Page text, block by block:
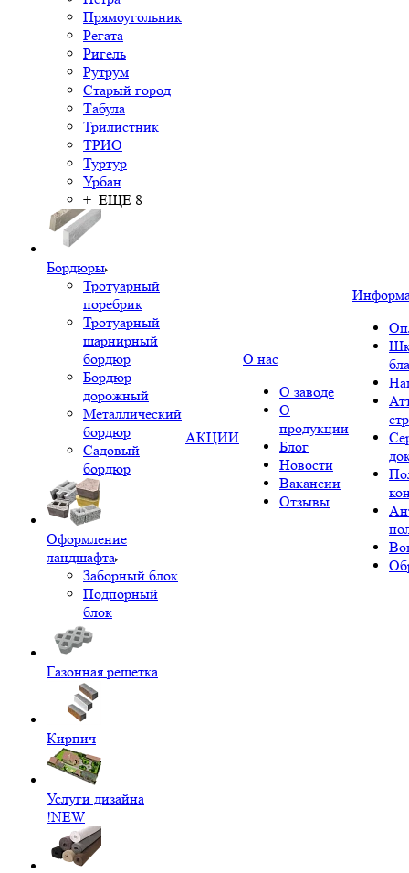
Прямоугольник
Регата
Ригель
Рутрум
Старый город
Табула
Трилистник
ТРИО
Туртур
Урбан
+ ЕЩЕ 8
Бордюры
Тротуарный
поребрик
Тротуарный
шарнирный
бордюр
Бордюр
дорожный
Металлический
бордюр
Садовый
бордюр
Оформление
ландшафта
Заборный блок
Подпорный
блок
Газонная решетка
Кирпич
Услуги дизайна
!NEW
АКЦИИ
О нас
О заводе
О
продукции
Блог
Новости
Вакансии
Отзывы